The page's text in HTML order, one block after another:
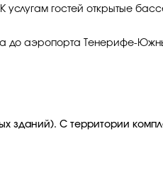
услугам гостей открытые
до аэропорта Тенерифе-
зданий). С территории